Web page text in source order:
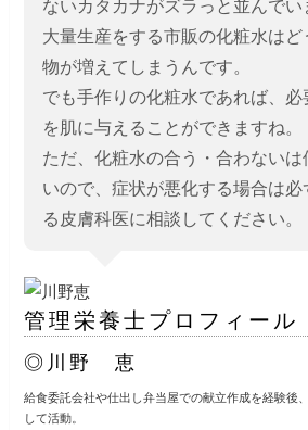
ないカタカナがズラっと並んでい
大量生産をする市販の化粧水はど
物が増えてしまうんです。
でも手作りの化粧水であれば、必
を肌に与えることができますね。
ただ、化粧水の合う・合わないは
いので、症状が悪化する場合は必
る皮膚科医に相談してください。
管理栄養士プロフィール
◎川野 恵
給食委託会社や仕出し弁当屋での献立作成を経験後
して活動。